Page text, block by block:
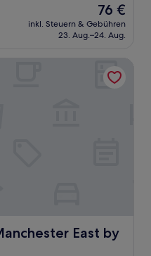
Der
Preis
beträgt
76 €
inkl. Steuern & Gebühren
23. Aug.–24. Aug.
East by
East by IHG